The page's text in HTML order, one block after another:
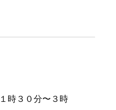
時３０分〜３時